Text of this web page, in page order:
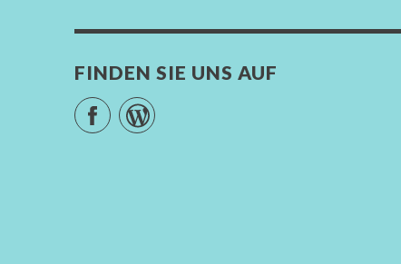
FINDEN SIE UNS AUF
FacebookWordPress